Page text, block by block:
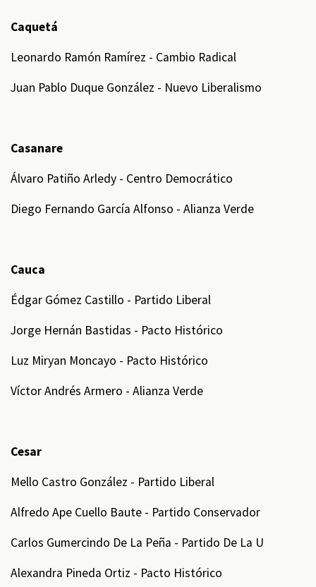
Caquetá
Leonardo Ramón Ramírez - Cambio Radical
Juan Pablo Duque González - Nuevo Liberalismo
Casanare
Álvaro Patiño Arledy - Centro Democrático
Diego Fernando García Alfonso - Alianza Verde
Cauca
Édgar Gómez Castillo - Partido Liberal
Jorge Hernán Bastidas - Pacto Histórico
Luz Miryan Moncayo - Pacto Histórico
Víctor Andrés Armero - Alianza Verde
Cesar
Mello Castro González - Partido Liberal
Alfredo Ape Cuello Baute - Partido Conservador
Carlos Gumercindo De La Peña - Partido De La U
Alexandra Pineda Ortiz - Pacto Histórico